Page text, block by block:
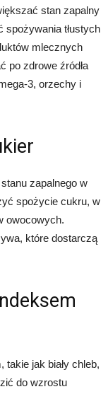
stan zapalny
spożywania tłustych
mlecznych
po zdrowe źródła
3, orzechy i
zapalnego w
spożycie cukru, w
owocowych.
które dostarczą
jak biały chleb,
do wzrostu